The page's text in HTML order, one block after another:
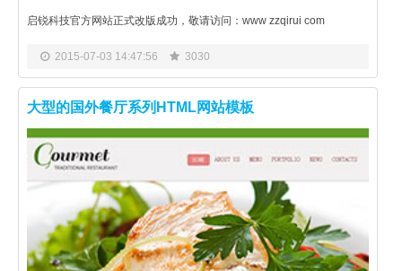
启锐科技官方网站正式改版成功，敬请访问：www zzqirui com
2015-07-03 14:47:56 3030
大型的国外餐厅系列HTML网站模板